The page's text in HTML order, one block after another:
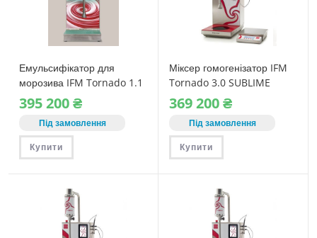
Емульсифікатор для
морозива IFM Tornado 1.1
(з вагами)
395‎ 200₴
Під замовлення
Купити
Міксер гомогенізатор IFM
Tornado 3.0 SUBLIME
(стандарт)
369‎ 200₴
Під замовлення
Купити